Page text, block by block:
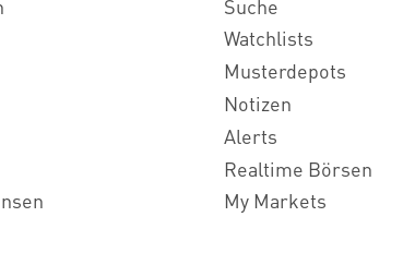
Suche
Watchlists
Musterdepots
Notizen
Alerts
Realtime Börsen
My Markets